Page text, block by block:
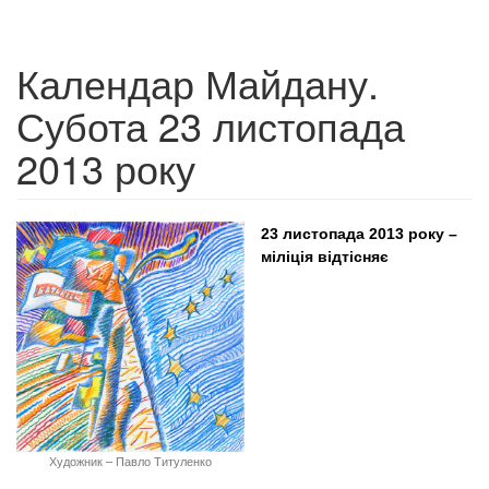
Календар Майдану.
Субота 23 листопада
2013 року
Художник – Павло Титуленко
23 листопада 2013 року –
міліція відтісняє